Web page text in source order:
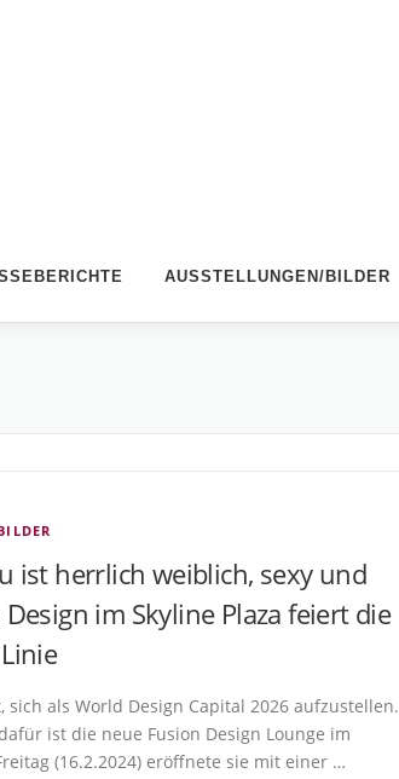
AUSSTELLUNGEN/BILDER
ist herrlich weiblich, sexy und
im Skyline Plaza feiert die
als World Design Capital 2026 aufzustellen.
ist die neue Fusion Design Lounge im
(16.2.2024) eröffnete sie mit einer …